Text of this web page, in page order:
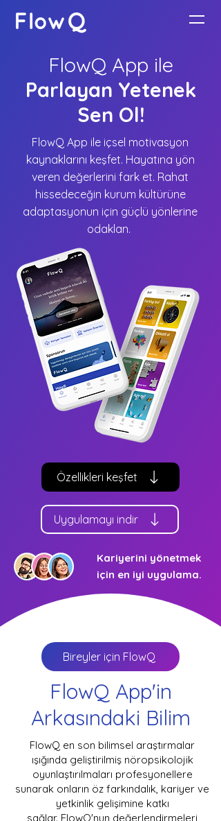
FlowQ App ile
Parlayan Yetenek
Sen Ol!
FlowQ App ile içsel motivasyon
kaynaklarını keşfet. Hayatına yön
veren değerlerini fark et. Rahat
hissedeceğin kurum kültürüne
adaptasyonun için güçlü yönlerine
odaklan.
Özellikleri keşfet
Uygulamayı indir
Kariyerini yönetmek
için en iyi uygulama.
Bireyler için FlowQ
FlowQ App'in
Arkasındaki Bilim
FlowQ en son bilimsel araştırmalar
ışığında geliştirilmiş nöropsikolojik
oyunlaştırılmaları profesyonellere
sunarak onların öz farkındalık, kariyer ve
yetkinlik gelişimine katkı
sağlar. FlowQ'nun değerlendirmeleri